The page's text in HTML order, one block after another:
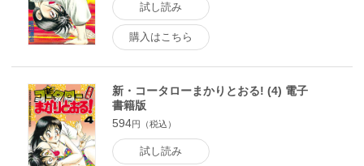
試し読み
購入はこちら
新・コータローまかりとおる! (4) 電子
書籍版
594円（税込）
試し読み